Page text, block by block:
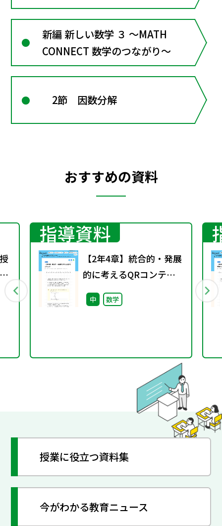
新編 新しい数学 ３ ～MATH
CONNECT 数学のつながり～
2節 因数分解
おすすめの資料
指導資料
【2年4章】統合的・発展
的に考えるQRコンテン
ツ
中 数学
授業に役立つ資料集
今がわかる教育ニュース